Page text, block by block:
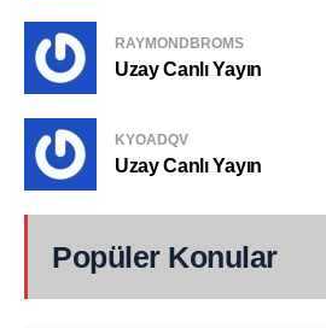
RAYMONDBROMS
Uzay Canlı Yayın
KYOADQV
Uzay Canlı Yayın
Popüler Konular